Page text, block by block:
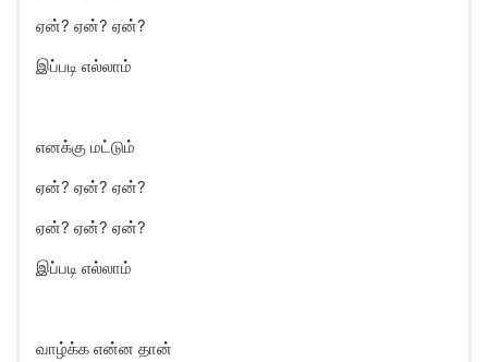
ஏன்? ஏன்? ஏன்?
இப்படி எல்லாம்
எனக்கு மட்டும்
ஏன்? ஏன்? ஏன்?
ஏன்? ஏன்? ஏன்?
இப்படி எல்லாம்
வாழ்க்க என்ன தான்